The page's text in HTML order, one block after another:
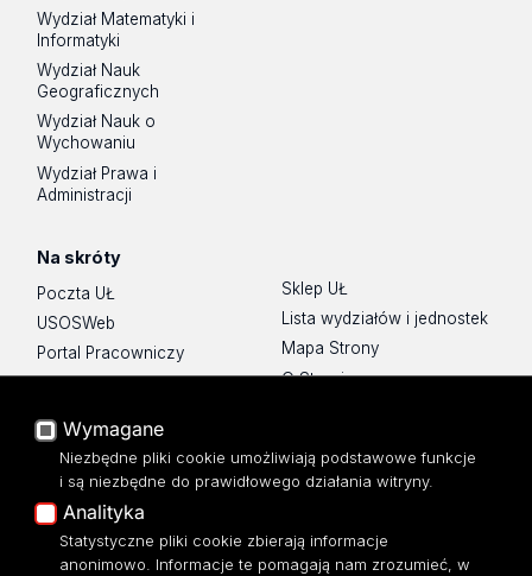
Wydział Matematyki i
Informatyki
Wydział Nauk
Geograficznych
Wydział Nauk o
Wychowaniu
Wydział Prawa i
Administracji
Na skróty
Poczta UŁ
USOSWeb
Portal Pracowniczy
Baza Aktów Własnych
Moodle
Eksperci UŁ
Polityka Prywatności
Dostępność
Sklep UŁ
Lista wydziałów i jednostek
Mapa Strony
O Stronie
Wymagane
Niezbędne pliki cookie umożliwiają podstawowe funkcje
i są niezbędne do prawidłowego działania witryny.
Analityka
Statystyczne pliki cookie zbierają informacje
anonimowo. Informacje te pomagają nam zrozumieć, w